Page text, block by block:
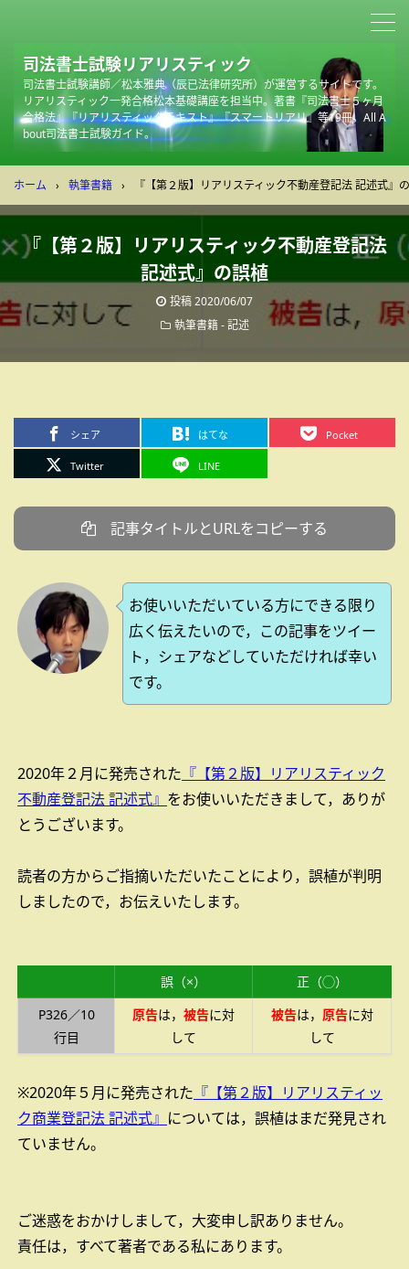
司法書士試験リアリスティック
司法書士試験講師／松本雅典（辰已法律研究所）が運営するサイトです。
リアリスティック一発合格松本基礎講座を担当中。著書『司法書士５ヶ月
合格法』『リアリスティックテキスト』『スマートリアリ』等19冊。All A
bout司法書士試験ガイド。
ホーム › 執筆書籍 › 『【第２版】リアリスティック不動産登記法 記述式』
『【第２版】リアリスティック不動産登記法
記述式』の誤植
投稿2020/06/07
執筆書籍-記述
シェア はてな Pocket
Twitter LINE
記事タイトルとURLをコピーする
お使いいただいている方にできる限り
広く伝えたいので，この記事をツイー
ト，シェアなどしていただければ幸い
です。
2020年２月に発売された 『【第２版】リアリスティック
不動産登記法 記述式』 をお使いいただきまして，ありが
とうございます。
読者の方からご指摘いただいたことにより，誤植が判明
しましたので，お伝えいたします。
誤（×）
正（◯）
P326／10
行目
原告は， 被告に対
して
被告は， 原告に対
して
※2020年５月に発売された 『【第２版】リアリスティッ
ク商業登記法 記述式』 については，誤植はまだ発見され
ていません。
ご迷惑をおかけしまして，大変申し訳ありません。
責任は，すべて著者である私にあります。